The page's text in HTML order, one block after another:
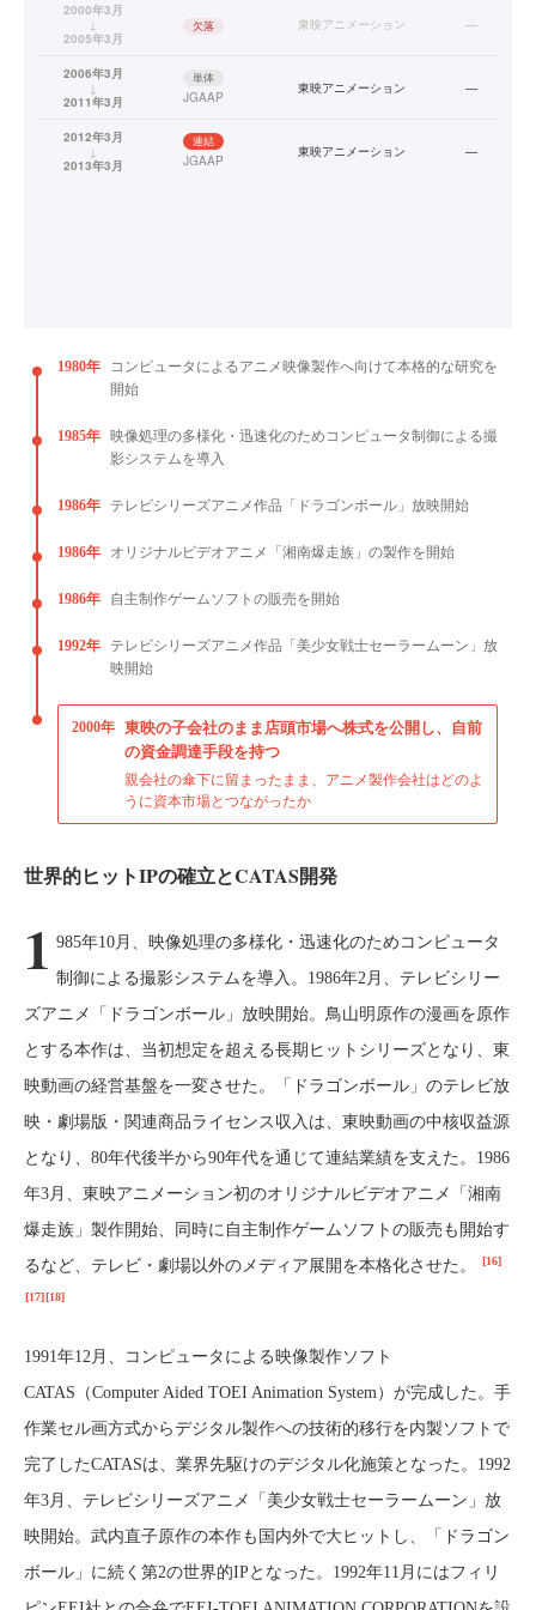
2000年3月
↓
2005年3月
欠落 東映アニメーション —
2006年3月
↓
2011年3月
単体
JGAAP
東映アニメーション —
2012年3月
↓
2013年3月
連結
JGAAP
東映アニメーション —
1980年
コンピュータによるアニメ映像製作へ向けて本格的な研究を
開始
1985年 映像処理の多様化・迅速化のためコンピュータ制御による撮
影システムを導入
1986年 テレビシリーズアニメ作品「ドラゴンボール」放映開始
1986年 オリジナルビデオアニメ「湘南爆走族」の製作を開始
1986年 自主制作ゲームソフトの販売を開始
1992年
テレビシリーズアニメ作品「美少女戦士セーラームーン」放
映開始
2000年 東映の子会社のまま店頭市場へ株式を公開し、自前
の資金調達手段を持つ
親会社の傘下に留まったまま、アニメ製作会社はどのよ
うに資本市場とつながったか
世界的ヒットIPの確立とCATAS開発
1 985年10月、映像処理の多様化・迅速化のためコンピュータ
制御による撮影システムを導入。1986年2月、テレビシリー
ズアニメ「ドラゴンボール」放映開始。鳥山明原作の漫画を原作
とする本作は、当初想定を超える長期ヒットシリーズとなり、東
映動画の経営基盤を一変させた。「ドラゴンボール」のテレビ放
映・劇場版・関連商品ライセンス収入は、東映動画の中核収益源
となり、80年代後半から90年代を通じて連結業績を支えた。1986
年3月、東映アニメーション初のオリジナルビデオアニメ「湘南
爆走族」製作開始、同時に自主制作ゲームソフトの販売も開始す
るなど、テレビ・劇場以外のメディア展開を本格化させた。
[16]
[17][18]
1991年12月、コンピュータによる映像製作ソフト
CATAS（Computer Aided TOEI Animation System）が完成した。手
作業セル画方式からデジタル製作への技術的移行を内製ソフトで
完了したCATASは、業界先駆けのデジタル化施策となった。1992
年3月、テレビシリーズアニメ「美少女戦士セーラームーン」放
映開始。武内直子原作の本作も国内外で大ヒットし、「ドラゴン
ボール」に続く第2の世界的IPとなった。1992年11月にはフィリ